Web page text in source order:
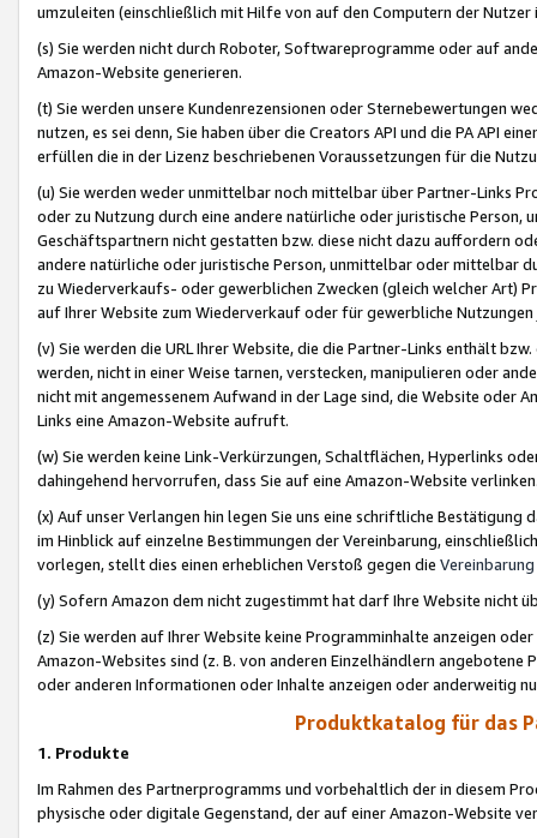
umzuleiten (einschließlich mit Hilfe von auf den Computern der
(s) Sie werden nicht durch Roboter, Softwareprogramme oder auf
Amazon-Website generieren.
(t) Sie werden unsere Kundenrezensionen oder Sternebewertungen
nutzen, es sei denn, Sie haben über die Creators API und die PA API
erfüllen die in der Lizenz beschriebenen Voraussetzungen für die
(u) Sie werden weder unmittelbar noch mittelbar über Partner-Links
oder zu Nutzung durch eine andere natürliche oder juristische
Geschäftspartnern nicht gestatten bzw. diese nicht dazu auffordern
andere natürliche oder juristische Person, unmittelbar oder mittelbar
zu Wiederverkaufs- oder gewerblichen Zwecken (gleich welcher Art)
auf Ihrer Website zum Wiederverkauf oder für gewerbliche
(v) Sie werden die URL Ihrer Website, die die Partner-Links enthält
werden, nicht in einer Weise tarnen, verstecken, manipulieren oder
nicht mit angemessenem Aufwand in der Lage sind, die Website oder
Links eine Amazon-Website aufruft.
(w) Sie werden keine Link-Verkürzungen, Schaltflächen, Hyperlinks
dahingehend hervorrufen, dass Sie auf eine Amazon-Website
(x) Auf unser Verlangen hin legen Sie uns eine schriftliche
im Hinblick auf einzelne Bestimmungen der Vereinbarung,
vorlegen, stellt dies einen erheblichen Verstoß gegen die Vereinbarung
(y) Sofern Amazon dem nicht zugestimmt hat darf Ihre Website nicht
(z) Sie werden auf Ihrer Website keine Programminhalte anzeigen
Amazon-Websites sind (z. B. von anderen Einzelhändlern
oder anderen Informationen oder Inhalte anzeigen oder anderweitig
Produktkatalog für das
1. Produkte
Im Rahmen des Partnerprogramms und vorbehaltlich der in diesem
physische oder digitale Gegenstand, der auf einer Amazon-Website